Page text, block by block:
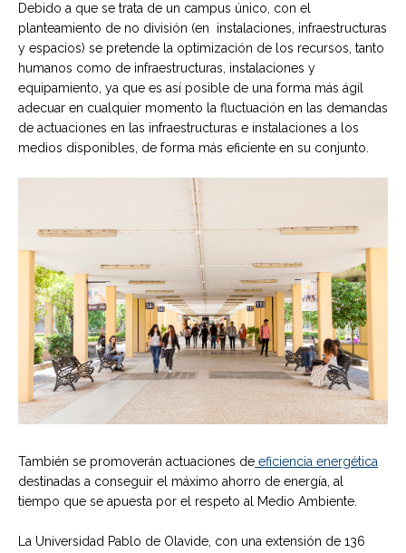
Debido a que se trata de un campus único, con el
planteamiento de no división (en instalaciones, infraestructuras
y espacios) se pretende la optimización de los recursos, tanto
humanos como de infraestructuras, instalaciones y
equipamiento, ya que es así posible de una forma más ágil
adecuar en cualquier momento la fluctuación en las demandas
de actuaciones en las infraestructuras e instalaciones a los
medios disponibles, de forma más eficiente en su conjunto.
También se promoverán actuaciones de eficiencia energética
destinadas a conseguir el máximo ahorro de energía, al
tiempo que se apuesta por el respeto al Medio Ambiente.
La Universidad Pablo de Olavide, con una extensión de 136